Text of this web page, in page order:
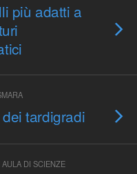
più adatti a
tardigradi
DI SCIENZE